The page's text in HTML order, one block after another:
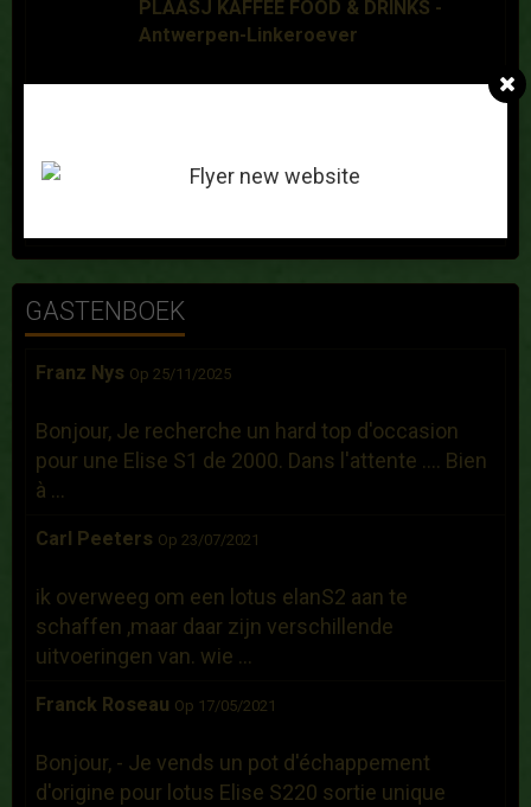
PLAASJ KAFFEE FOOD & DRINKS -
Antwerpen-Linkeroever
Op 08/11/2026
Garage Lotus Verhiest - Oostende
GASTENBOEK
Franz Nys Op 25/11/2025
Bonjour, Je recherche un hard top d'occasion
pour une Elise S1 de 2000. Dans l'attente .... Bien
à ...
Carl Peeters Op 23/07/2021
ik overweeg om een lotus elanS2 aan te
schaffen ,maar daar zijn verschillende
uitvoeringen van. wie ...
Franck Roseau Op 17/05/2021
Bonjour, - Je vends un pot d'échappement
d'origine pour lotus Elise S220 sortie unique